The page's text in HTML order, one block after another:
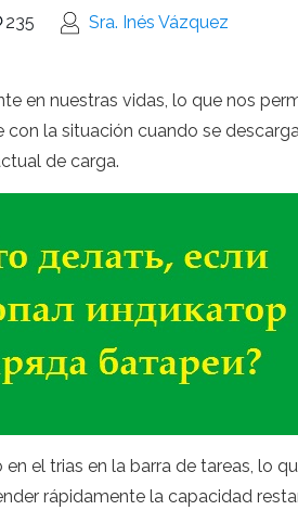
235 Sra. Inés Vázquez
en nuestras vidas, lo que nos
la situación cuando se
de carga.
el trias en la barra de tareas, lo
rápidamente la capacidad